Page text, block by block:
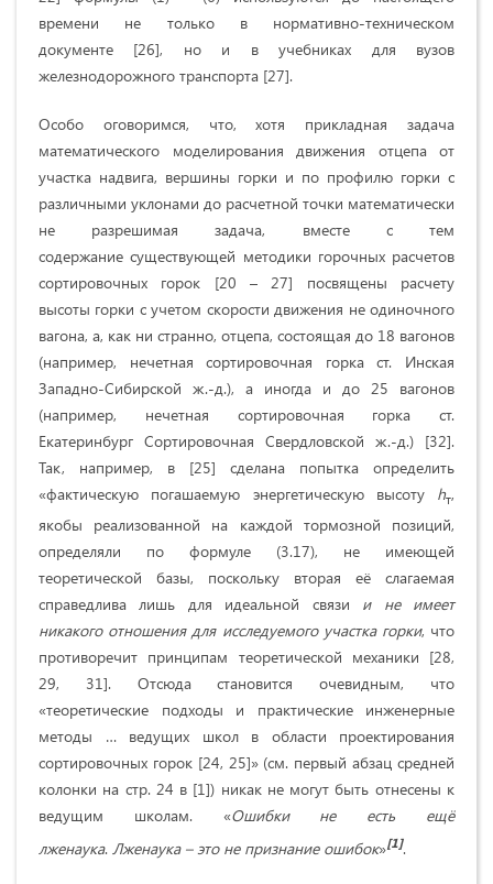
времени не только в нормативно-техническом
документе [26], но и в учебниках для вузов
железнодорожного транспорта [27].
Особо оговоримся, что, хотя прикладная задача
математического моделирования движения отцепа от
участка надвига, вершины горки и по профилю горки с
различными уклонами до расчетной точки математически
не разрешимая задача, вместе с тем
содержание существующей методики горочных расчетов
сортировочных горок [20 – 27] посвящены расчету
высоты горки с учетом скорости движения не одиночного
вагона, а, как ни странно, отцепа, состоящая до 18 вагонов
(например, нечетная сортировочная горка ст. Инская
Западно-Сибирской ж.-д.), а иногда и до 25 вагонов
(например, нечетная сортировочная горка ст.
Екатеринбург Сортировочная Свердловской ж.-д.) [32].
Так, например, в [25] сделана попытка определить
«фактическую погашаемую энергетическую высоту hт,
якобы реализованной на каждой тормозной позиций,
определяли по формуле (3.17), не имеющей
теоретической базы, поскольку вторая её слагаемая
справедлива лишь для идеальной связи и не имеет
никакого отношения для исследуемого участка горки, что
противоречит принципам теоретической механики [28,
29, 31]. Отсюда становится очевидным, что
«теоретические подходы и практические инженерные
методы … ведущих школ в области проектирования
сортировочных горок [24, 25]» (см. первый абзац средней
колонки на стр. 24 в [1]) никак не могут быть отнесены к
ведущим школам. «Ошибки не есть ещё
лженаука. Лженаука – это не признание ошибок»[1].